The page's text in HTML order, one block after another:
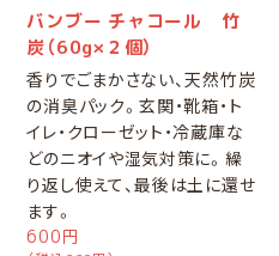
バンブー チャコール 竹
炭（60g×２個）
香りでごまかさない、天然竹炭
の消臭パック。玄関・靴箱・ト
イレ・クローゼット・冷蔵庫な
どのニオイや湿気対策に。繰
り返し使えて、最後は土に還せ
ます。
600円